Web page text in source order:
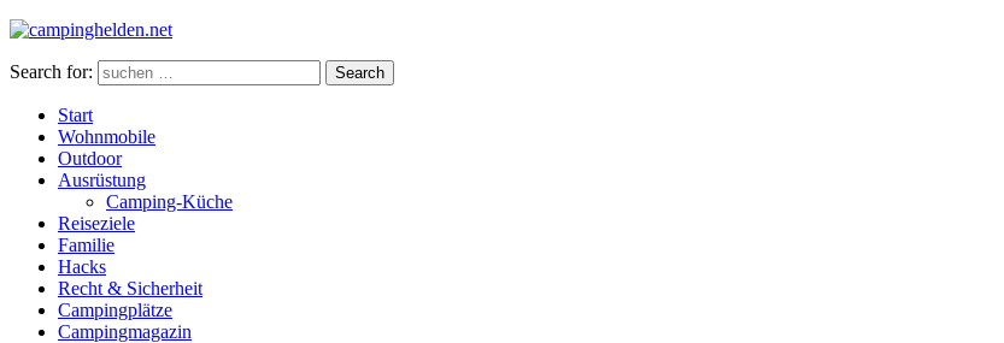
Search for: Search
Start
Wohnmobile
Outdoor
Ausrüstung
Camping-Küche
Reiseziele
Familie
Hacks
Recht & Sicherheit
Campingplätze
Campingmagazin